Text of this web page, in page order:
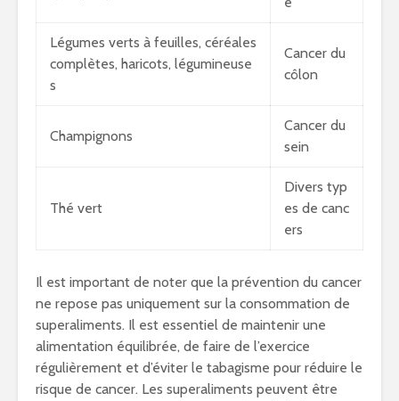
Légumes verts à feuilles, céréales
complètes, haricots, légumineuse
s
Cancer du
côlon
Champignons
Cancer du
sein
Thé vert
Divers typ
es de canc
ers
Il est important de noter que la prévention du cancer
ne repose pas uniquement sur la consommation de
superaliments. Il est essentiel de maintenir une
alimentation équilibrée, de faire de l’exercice
régulièrement et d’éviter le tabagisme pour réduire le
risque de cancer. Les superaliments peuvent être